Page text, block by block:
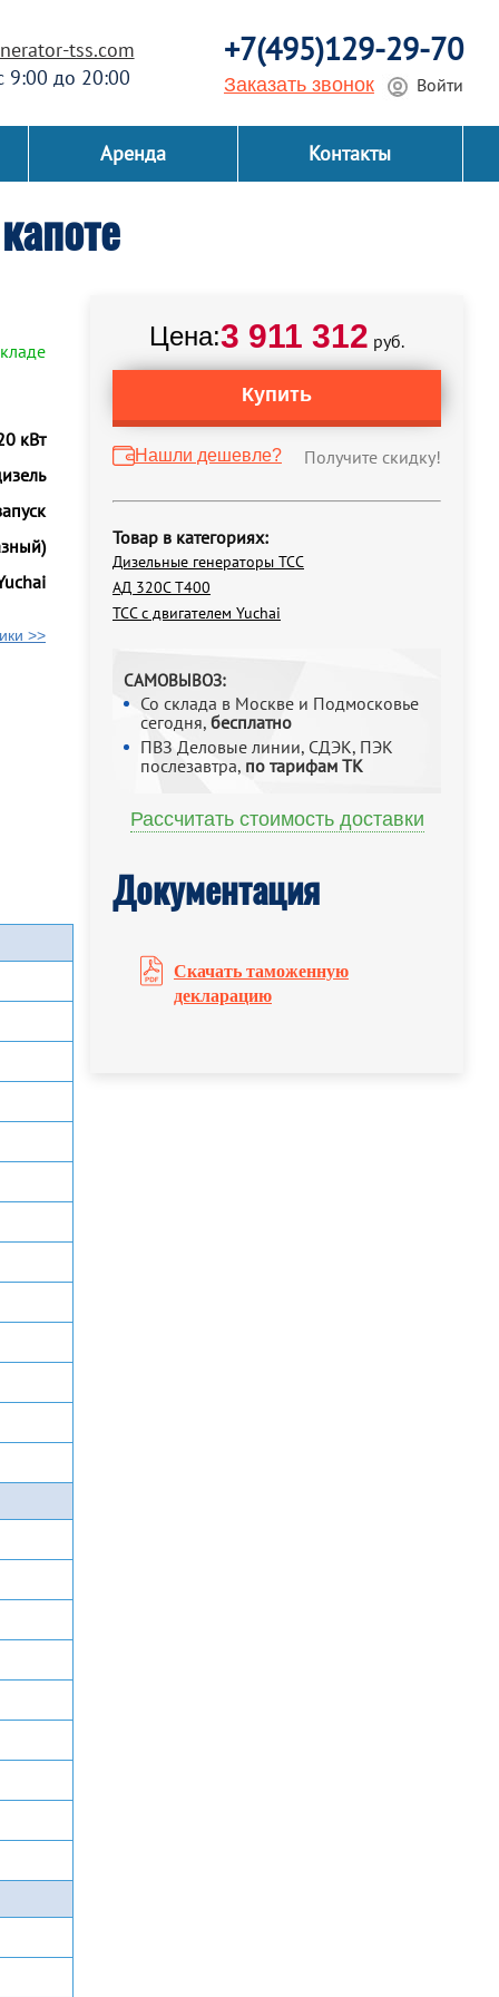
tss.com
9:00 до 20:00
+7(495)129-29-70
Заказать звонок Войти
Аренда Контакты
Цена:3 911 312 руб.
Купить
Нашли дешевле? Получите скидку!
Товар в категориях:
Дизельные генераторы ТСС
АД 320С Т400
ТСС с двигателем Yuchai
САМОВЫВОЗ:
Со склада в Москве и Подмосковье
сегодня, бесплатно
ПВЗ Деловые линии, СДЭК, ПЭК
послезавтра, по тарифам ТК
Рассчитать стоимость доставки
Документация
Скачать таможенную
декларацию
кВт
>>